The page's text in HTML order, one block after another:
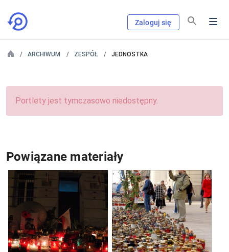
Zaloguj się
ARCHIWUM ZESPÓŁ JEDNOSTKA
Portlety jest tymczasowo niedostępny.
Powiązane materiały